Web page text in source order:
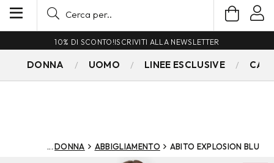
10% DI SCONTO!ISCRIVITI ALLA NEWSLETTER
DONNA UOMO LINEE ESCLUSIVE
DONNA ABBIGLIAMENTO ABITO EXPLOSION BLU